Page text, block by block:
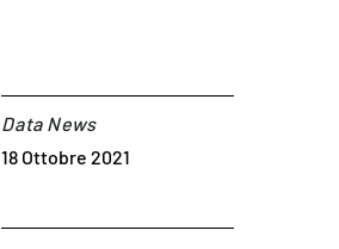
Data News
18 Ottobre 2021